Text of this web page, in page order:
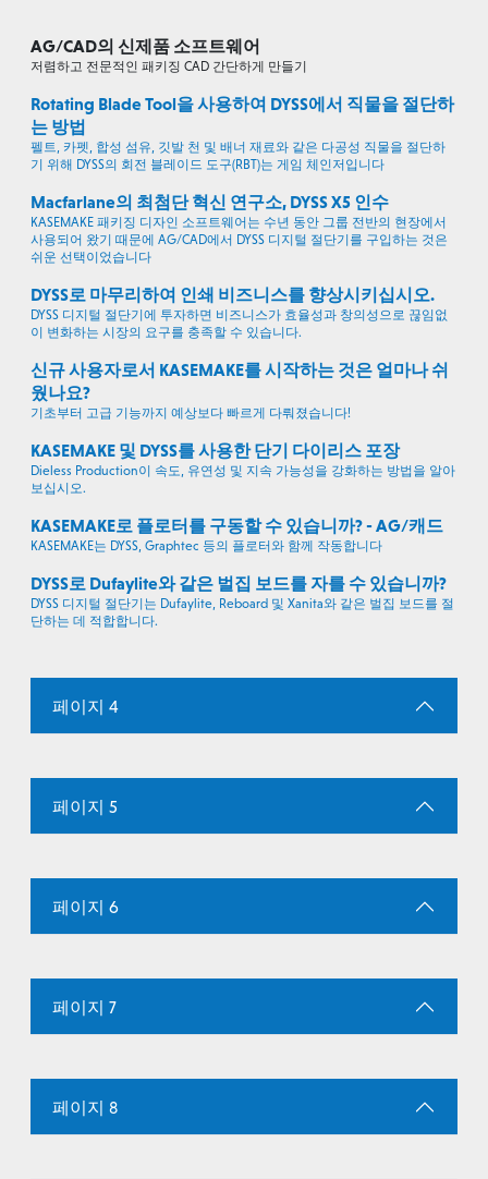
AG/CAD의 신제품 소프트웨어
저렴하고 전문적인 패키징 CAD 간단하게 만들기
Rotating Blade Tool을 사용하여 DYSS에서 직물을 절단하
는 방법
펠트, 카펫, 합성 섬유, 깃발 천 및 배너 재료와 같은 다공성 직물을 절단하
기 위해 DYSS의 회전 블레이드 도구(RBT)는 게임 체인저입니다
Macfarlane의 최첨단 혁신 연구소, DYSS X5 인수
KASEMAKE 패키징 디자인 소프트웨어는 수년 동안 그룹 전반의 현장에서
사용되어 왔기 때문에 AG/CAD에서 DYSS 디지털 절단기를 구입하는 것은
쉬운 선택이었습니다
DYSS로 마무리하여 인쇄 비즈니스를 향상시키십시오.
DYSS 디지털 절단기에 투자하면 비즈니스가 효율성과 창의성으로 끊임없
이 변화하는 시장의 요구를 충족할 수 있습니다.
신규 사용자로서 KASEMAKE를 시작하는 것은 얼마나 쉬
웠나요?
기초부터 고급 기능까지 예상보다 빠르게 다뤄졌습니다!
KASEMAKE 및 DYSS를 사용한 단기 다이리스 포장
Dieless Production이 속도, 유연성 및 지속 가능성을 강화하는 방법을 알아
보십시오.
KASEMAKE로 플로터를 구동할 수 있습니까? - AG/캐드
KASEMAKE는 DYSS, Graphtec 등의 플로터와 함께 작동합니다
DYSS로 Dufaylite와 같은 벌집 보드를 자를 수 있습니까?
DYSS 디지털 절단기는 Dufaylite, Reboard 및 Xanita와 같은 벌집 보드를 절
단하는 데 적합합니다.
페이지 4
페이지 5
페이지 6
페이지 7
페이지 8